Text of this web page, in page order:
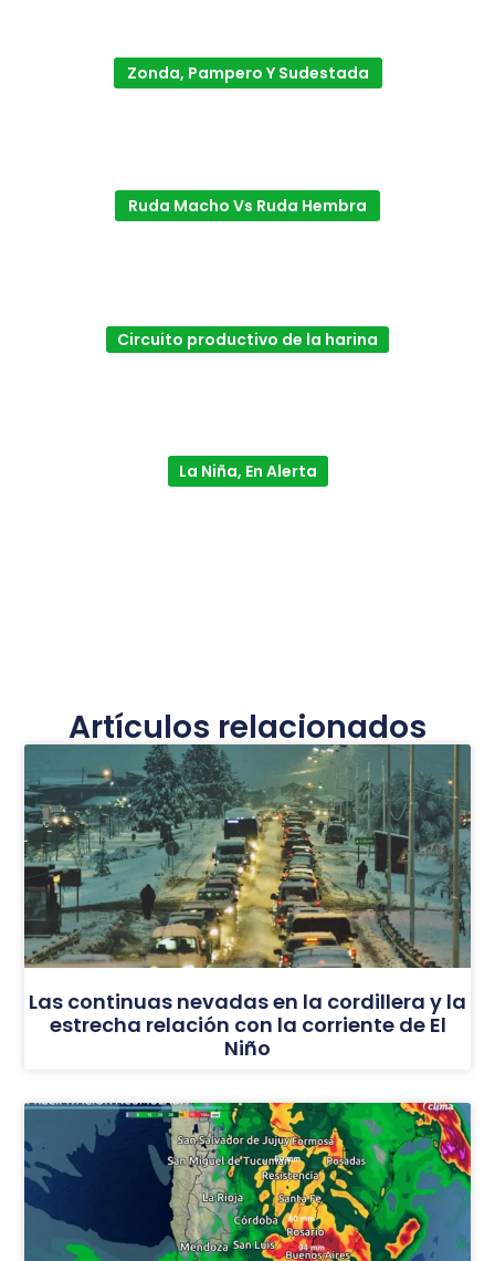
Zonda, Pampero Y Sudestada
Ruda Macho Vs Ruda Hembra
Circuito productivo de la harina
La Niña, En Alerta
Artículos relacionados
Las continuas nevadas en la cordillera y la
estrecha relación con la corriente de El
Niño